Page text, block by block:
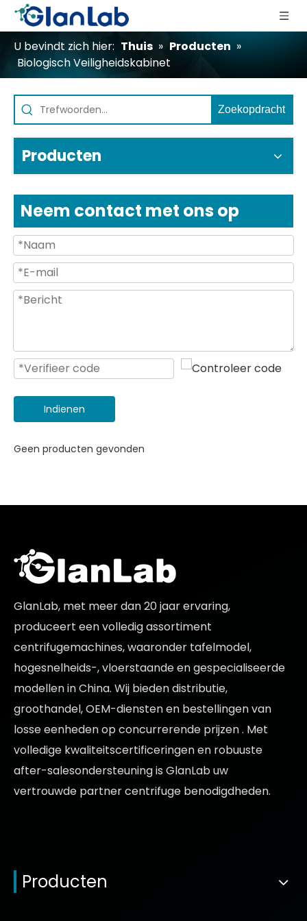
U bevindt zich hier: Thuis » Producten »
Biologisch Veiligheidskabinet
Zoekopdracht
Producten
Neem contact met ons op
Indienen
Geen producten gevonden
GlanLab, met meer dan 20 jaar ervaring,
produceert een volledig assortiment
centrifugemachines, waaronder tafelmodel,
hogesnelheids-, vloerstaande en gespecialiseerde
modellen in China. Wij bieden distributie,
groothandel, OEM-diensten en bestellingen van
losse eenheden opconcurrerende prijzen. Met
volledige kwaliteitscertificeringen en robuuste
after-salesondersteuning is GlanLab uw
vertrouwde partnercentrifuge benodigdheden.
Producten